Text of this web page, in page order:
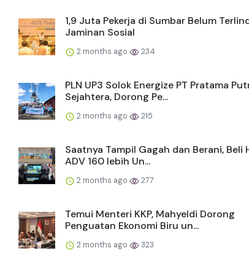
1,9 Juta Pekerja di Sumbar Belum
Jaminan Sosial
2 months ago 234
PLN UP3 Solok Energize PT Pratama
Sejahtera, Dorong Pe...
2 months ago 215
Saatnya Tampil Gagah dan Berani, Beli
ADV 160 lebih Un...
2 months ago 277
Temui Menteri KKP, Mahyeldi Dorong
Penguatan Ekonomi Biru un...
2 months ago 323